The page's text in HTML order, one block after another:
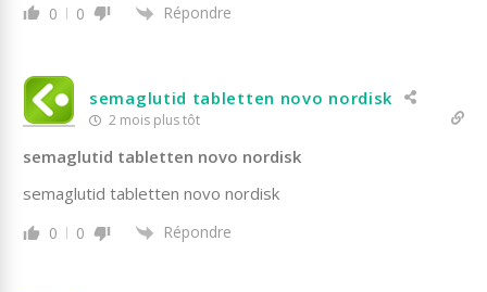
0 0 Répondre
semaglutid tabletten novo nordisk
2 mois plus tôt
semaglutid tabletten novo nordisk
semaglutid tabletten novo nordisk
0 0 Répondre